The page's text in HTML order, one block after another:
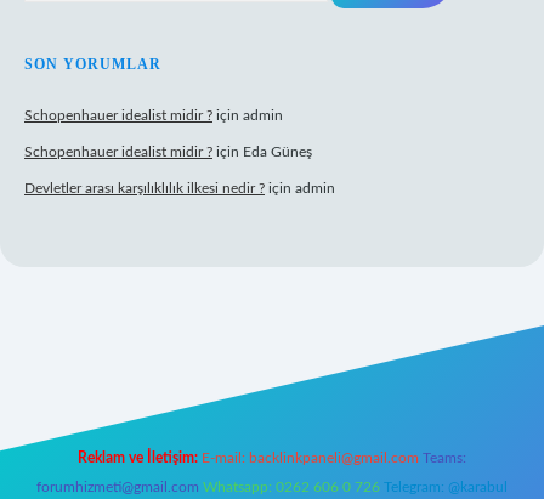
SON YORUMLAR
Schopenhauer idealist midir ? için admin
Schopenhauer idealist midir ? için Eda Güneş
Devletler arası karşılıklılık ilkesi nedir ? için admin
Reklam ve İletişim: E-mail: backlinkpaneli@gmail.com Teams:
forumhizmeti@gmail.com Whatsapp: 0262 606 0 726 Telegram: @karabul